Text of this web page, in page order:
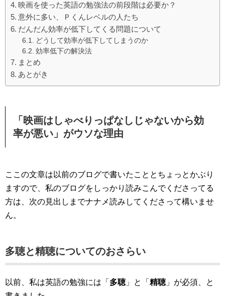
映画を使った英語の勉強法の前段階は必要か？
意外に多い、Ｐくんレベルの人たち
だんだん効率が低下してくる問題について
どうして効率が低下してしまうのか
効率低下の解決法
まとめ
あとがき
「映画はしゃべりっぱなしじゃないから効
率が悪い」がウソな理由
ここの文章は以前のブログで書いたこととちょっとかぶり
ますので、私のブログをしっかり読みこんでくださってる
方は、次の見出しまでナナメ読みしてくださって構いませ
ん。
多聴と精聴についてのおさらい
以前、私は英語の勉強には「 多聴」と「 精聴」が必須、と